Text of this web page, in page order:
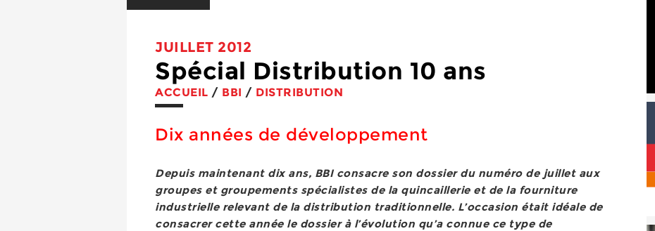
JUILLET 2012
Spécial Distribution 10 ans
ACCUEIL / BBI / DISTRIBUTION
Dix années de développement
Depuis maintenant dix ans, BBI consacre son dossier du numéro de juillet aux
groupes et groupements spécialistes de la quincaillerie et de la fourniture
industrielle relevant de la distribution traditionnelle. L’occasion était idéale de
consacrer cette année le dossier à l’évolution qu’a connue ce type de